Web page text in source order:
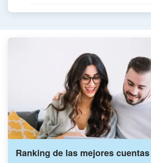
Ranking de las mejores cuentas